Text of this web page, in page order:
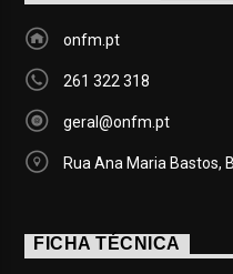
onfm.pt
261 322 318
geral@onfm.pt
Rua Ana Maria Bastos,
FICHA TÉCNICA